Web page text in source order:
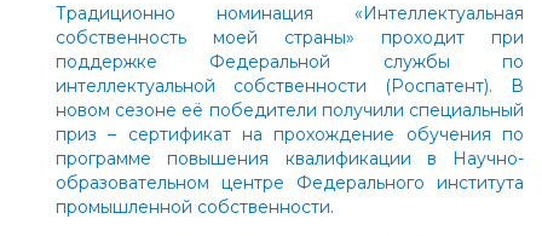
Традиционно номинация «Интеллектуальная
собственность моей страны» проходит при
поддержке Федеральной службы по
интеллектуальной собственности (Роспатент). В
новом сезоне её победители получили специальный
приз – сертификат на прохождение обучения по
программе повышения квалификации в Научно-
образовательном центре Федерального института
промышленной собственности.